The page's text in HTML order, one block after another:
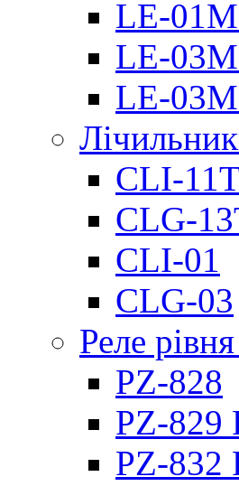
LE-
LE-
LE-
CLI-
CLG-
CLI-01
CLG-03
Реле
PZ-828
PZ-829
PZ-832